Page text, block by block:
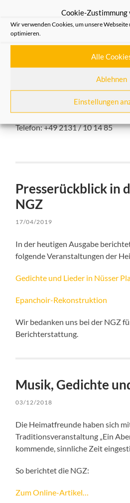
Cookie-
Wir verwenden Cookies, um unsere Webseite
optimieren.
Alle
Ablehnen
Einstellungen
Wir bitten um verbindliche
Personenanzahl bis spätestens
Gäste sind herzlich willkommen.
Geschäftsstelle
Hanse-Gesellschaft Neuss e.V.
Oberstraße 44 – 41460 Neuss
Telefon: +49 2131 / 10 14 85
Presserückblick in
NGZ
17/04/2019
In der heutigen Ausgabe
folgende Veranstaltungen der
Gedichte und Lieder in Nüsser
Epanchoir-Rekonstruktion
Wir bedanken uns bei der NGZ
Berichterstattung.
Musik, Gedichte
03/12/2018
Die Heimatfreunde haben sich
Traditionsveranstaltung „Ein
kommende, sinnliche Zeit
So berichtet die NGZ:
Zum Online-Artikel…